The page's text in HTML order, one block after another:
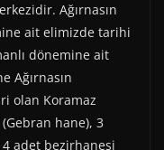
Ağırnasın
ait elimizde tarihi
dönemine ait
Ağırnasın
olan Koramaz
hane), 3
adet bezirhanesi